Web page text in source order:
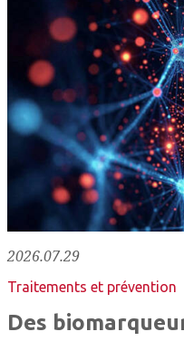
2026.07.29
Traitements et prévention
Des